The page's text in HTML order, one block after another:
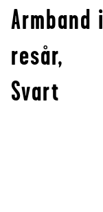
Armband i
resår,
Svart